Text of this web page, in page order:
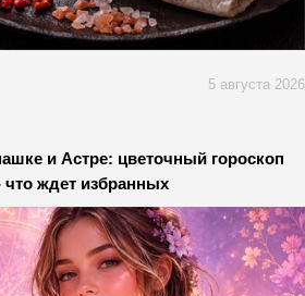
5 августа 2026
и Астре: цветочный гороскоп
что ждет избранных